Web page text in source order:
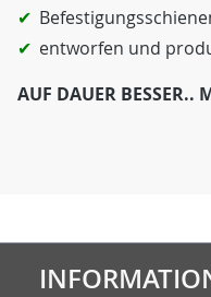
entworfen und
AUF DAUER